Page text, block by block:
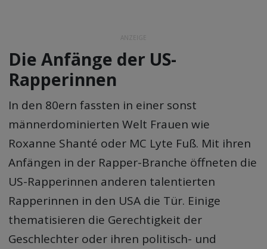
ANZEIGE
Die Anfänge der US-
Rapperinnen
In den 80ern fassten in einer sonst
männerdominierten Welt Frauen wie
Roxanne Shanté oder MC Lyte Fuß. Mit ihren
Anfängen in der Rapper-Branche öffneten die
US-Rapperinnen anderen talentierten
Rapperinnen in den USA die Tür. Einige
thematisieren die Gerechtigkeit der
Geschlechter oder ihren politisch- und